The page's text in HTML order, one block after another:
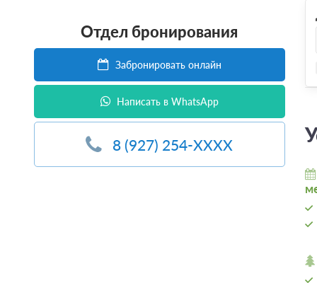
Отдел бронирования
Забронировать онлайн
Написать в WhatsApp
8 (927) 254-XXXX